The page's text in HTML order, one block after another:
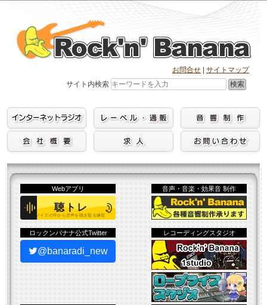
content
お問合せ
サイトマップ
サイト内検索
検索
Webアプリ 音声・音楽・効果音 制作
ロックンバナナ公式Twitter
@banaradi_new
レコーディングスタジオ